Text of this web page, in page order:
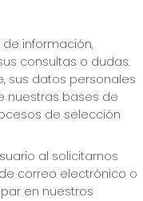
de información,
consultas o dudas.
sus datos personales
nuestras bases de
de selección
al solicitarnos
correo electrónico o
en nuestros